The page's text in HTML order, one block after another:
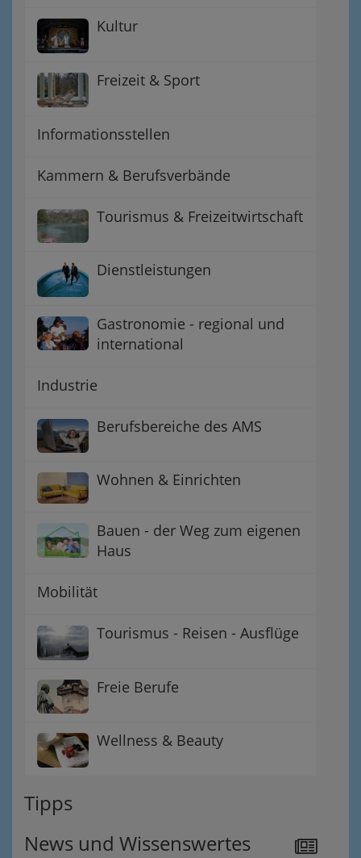
Kultur
Freizeit & Sport
Informationsstellen
Kammern & Berufsverbände
Tourismus & Freizeitwirtschaft
Dienstleistungen
Gastronomie - regional und
international
Industrie
Berufsbereiche des AMS
Wohnen & Einrichten
Bauen - der Weg zum eigenen
Haus
Mobilität
Tourismus - Reisen - Ausflüge
Freie Berufe
Wellness & Beauty
Tipps
News und Wissenswertes